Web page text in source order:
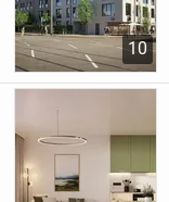
10